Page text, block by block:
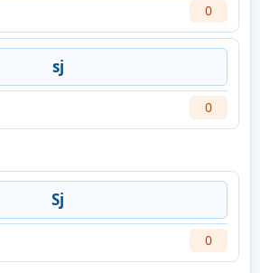
0
sj
0
Sj
0